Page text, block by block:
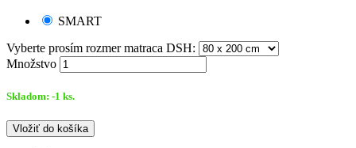
SMART
Vyberte prosím rozmer matraca DSH:
Množstvo
Skladom: -1 ks.
Vložiť do košíka